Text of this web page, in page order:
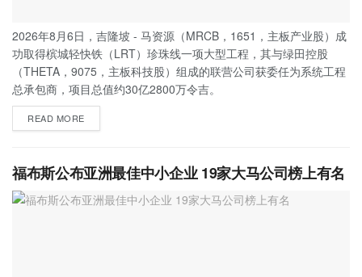
2026年8月6日，吉隆坡 - 马资源（MRCB，1651，主板产业股）成
功取得槟城轻快铁（LRT）珍珠线一项大型工程，其与绿田控股
（THETA，9075，主板科技股）组成的联营公司获委任为系统工程
总承包商，项目总值约30亿2800万令吉。
READ MORE
福布斯公布亚洲最佳中小企业 19家大马公司榜上有名